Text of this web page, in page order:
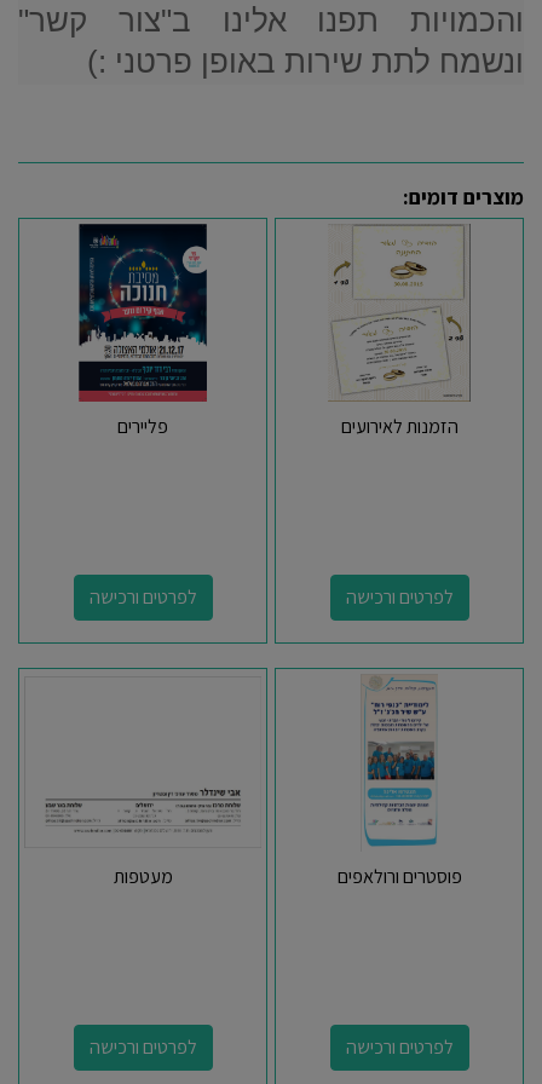
והכמויות תפנו אלינו ב"צור קשר"
ונשמח לתת שירות באופן פרטני :)
מוצרים דומים:
הזמנות לאירועים
לפרטים ורכישה
פליירים
לפרטים ורכישה
פוסטרים ורולאפים
לפרטים ורכישה
מעטפות
לפרטים ורכישה